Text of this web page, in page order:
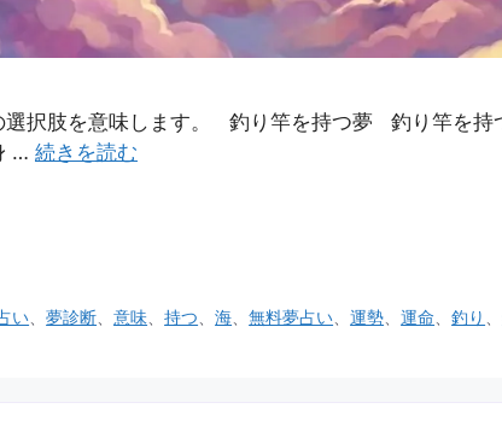
択肢を意味します。 釣り竿を持つ夢 釣り竿を持
… 続きを読む
い 、夢診断 、意味 、持つ 、海 、無料夢占い 、運勢 、運命 、釣り 、